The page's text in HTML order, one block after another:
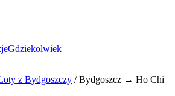
Gdziekolwiek
z Bydgoszczy /Bydgoszcz → Ho Chi